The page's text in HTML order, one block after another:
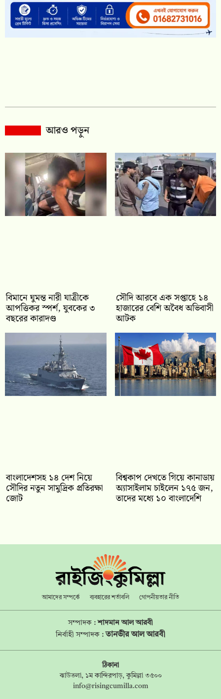
আরও পড়ুন
বিমানে ঘুমন্ত নারী যাত্রীকে
আপত্তিকর স্পর্শ, যুবকের ৩
বছরের কারাদণ্ড
সৌদি আরবে এক সপ্তাহে ১৪
হাজারের বেশি অবৈধ অভিবাসী
আটক
বাংলাদেশসহ ১৪ দেশ নিয়ে
সৌদির নতুন সামুদ্রিক প্রতিরক্ষা
জোট
বিশ্বকাপ দেখতে গিয়ে কানাডায়
অ্যাসাইলাম চাইলেন ১৭৫ জন,
তাদের মধ্যে ১০ বাংলাদেশি
আমাদের সম্পর্কে ব্যবহারের শর্তাবলি গোপনীয়তার নীতি
সম্পাদক :শাদমান আল আরবী
নির্বাহী সম্পাদক :তানভীর আল আরবী
ঠিকানা
ঝাউতলা, ১ম কান্দিরপাড়, কুমিল্লা ৩৫০০
info@risingcumilla.com